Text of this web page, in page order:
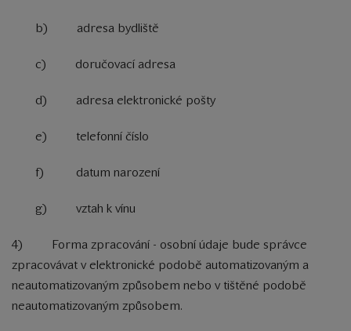
b) adresa bydliště
c) doručovací adresa
d) adresa elektronické pošty
e) telefonní číslo
f) datum narození
g) vztah k vínu
4) Forma zpracování - osobní údaje bude správce
zpracovávat v elektronické podobě automatizovaným a
neautomatizovaným způsobem nebo v tištěné podobě
neautomatizovaným způsobem.